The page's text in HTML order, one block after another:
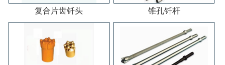
复合片齿钎头 锥孔钎杆